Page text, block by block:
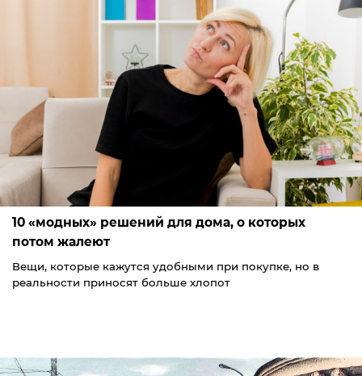
10 «модных» решений для дома, о которых
потом жалеют
Вещи, которые кажутся удобными при покупке, но в
реальности приносят больше хлопот